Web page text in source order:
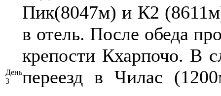
День
3
Пик(8047м) и К2
в отель. После обеда
крепости Кхарпочо. В
переезд в Чилас